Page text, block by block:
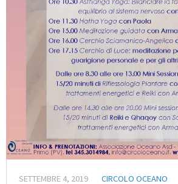
SETTEMBRE 4, 2019
CIRCOLO OCEANO